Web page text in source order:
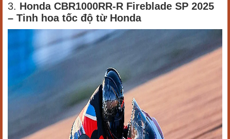
3. Honda CBR1000RR-R Fireblade SP 2025
– Tinh hoa tốc độ từ Honda